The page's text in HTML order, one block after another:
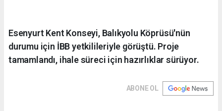
Esenyurt Kent Konseyi, Balıkyolu Köprüsü'nün
durumu için İBB yetkilileriyle görüştü. Proje
tamamlandı, ihale süreci için hazırlıklar sürüyor.
ABONE OL